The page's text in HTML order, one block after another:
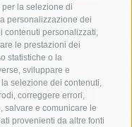
la selezione di
personalizzazione dei
personalizzati,
le prestazioni dei
statistiche o la
sviluppare e
selezione dei contenuti,
correggere errori,
salvare e comunicare le
provenienti da altre fonti
capri
carabinieri
elezioni
costiera
incidente
lubrense